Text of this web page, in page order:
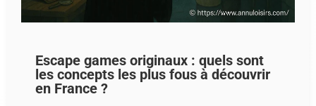
Escape games originaux : quels sont
les concepts les plus fous à découvrir
en France ?